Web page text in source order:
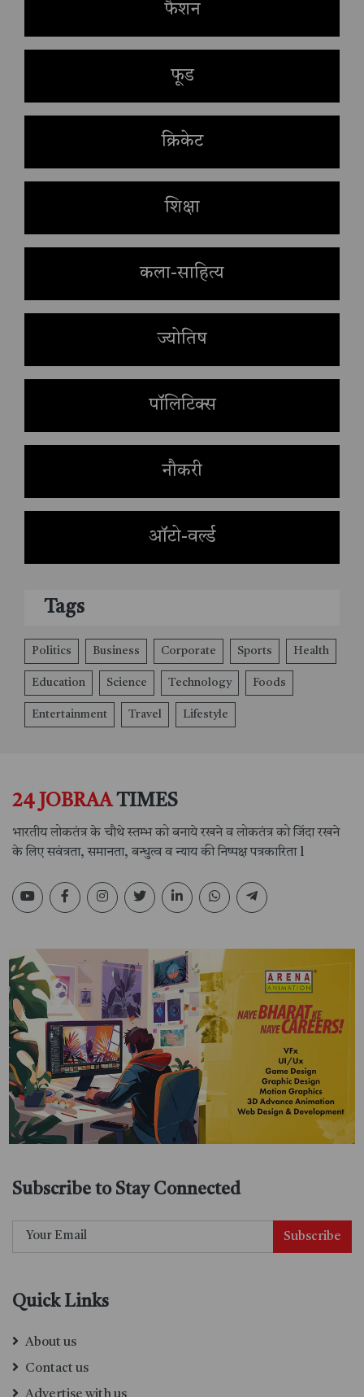
फैशन
फूड
क्रिकेट
शिक्षा
कला-साहित्य
ज्योतिष
पॉलिटिक्स
नौकरी
ऑटो-वर्ल्ड
Tags
Politics Business Corporate Sports Health
Education Science Technology Foods
Entertainment Travel Lifestyle
24 JOBRAATIMES
भारतीय लोकतंत्र के चौथे स्तम्भ को बनाये रखने व लोकतंत्र को जिंदा रखने
के लिए सवंत्रता, समानता, बन्धुत्व व न्याय की निष्पक्ष पत्रकारिता l
Subscribe to Stay Connected
Subscribe
Quick Links
About us
Contact us